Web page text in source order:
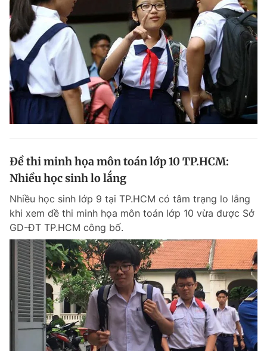
Đề thi minh họa môn toán lớp 10 TP.HCM:
Nhiều học sinh lo lắng
Nhiều học sinh lớp 9 tại TP.HCM có tâm trạng lo lắng
khi xem đề thi minh họa môn toán lớp 10 vừa được Sở
GD-ĐT TP.HCM công bố.